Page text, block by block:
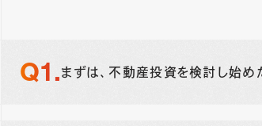
まずは、不動産投資を検討し始め